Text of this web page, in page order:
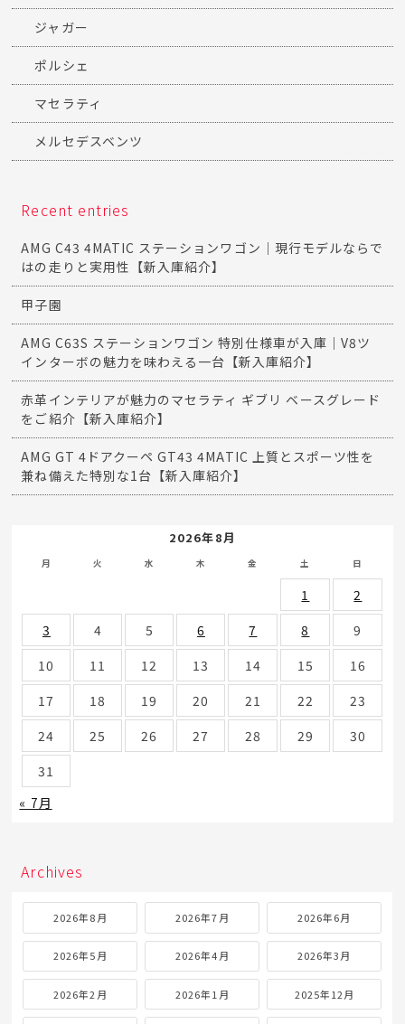
ジャガー
ポルシェ
マセラティ
メルセデスベンツ
Recent entries
AMG C43 4MATIC ステーションワゴン｜現行モデルならで
はの走りと実用性【新入庫紹介】
甲子園
AMG C63S ステーションワゴン 特別仕様車が入庫｜V8ツ
インターボの魅力を味わえる一台【新入庫紹介】
赤革インテリアが魅力のマセラティ ギブリ ベースグレード
をご紹介【新入庫紹介】
AMG GT 4ドアクーペ GT43 4MATIC 上質とスポーツ性を
兼ね備えた特別な1台【新入庫紹介】
2026年8月
月 火 水 木 金 土 日
1
2
3
4 5 6 7 8
9
10
11 12 13 14 15
16
17
18 19 20 21 22
23
24
25 26 27 28 29
30
31
« 7月
Archives
2026年8月 2026年7月 2026年6月
2026年5月 2026年4月 2026年3月
2026年2月 2026年1月 2025年12月